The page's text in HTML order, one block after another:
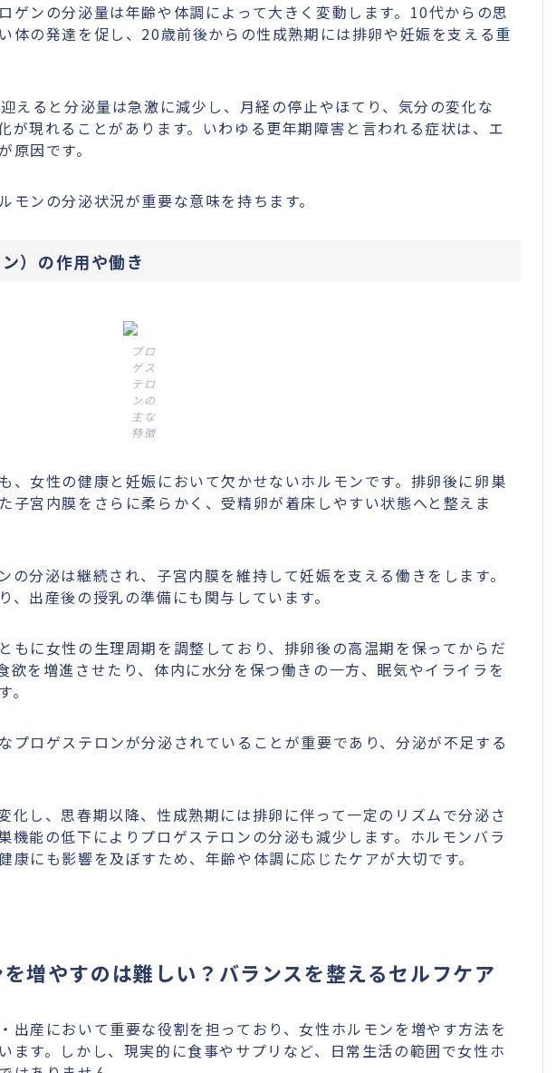
ゲンの分泌量は年齢や体調によって大きく変動します。10代からの思
体の発達を促し、20歳前後からの性成熟期には排卵や妊娠を支える重
えると分泌量は急激に減少し、月経の停止やほてり、気分の変化な
が現れることがあります。いわゆる更年期障害と言われる症状は、エ
因です。
ンの分泌状況が重要な意味を持ちます。
）の作用や働き
プロ
ゲス
テロ
ンの
主な
特徴
、女性の健康と妊娠において欠かせないホルモンです。排卵後に卵巣
子宮内膜をさらに柔らかく、受精卵が着床しやすい状態へと整えま
の分泌は継続され、子宮内膜を維持して妊娠を支える働きをします。
、出産後の授乳の準備にも関与しています。
もに女性の生理周期を調整しており、排卵後の高温期を保ってからだ
欲を増進させたり、体内に水分を保つ働きの一方、眠気やイライラを
プロゲステロンが分泌されていることが重要であり、分泌が不足する
化し、思春期以降、性成熟期には排卵に伴って一定のリズムで分泌さ
機能の低下によりプロゲステロンの分泌も減少します。ホルモンバラ
康にも影響を及ぼすため、年齢や体調に応じたケアが大切です。
増やすのは難しい？バランスを整えるセルフケア
出産において重要な役割を担っており、女性ホルモンを増やす方法を
ます。しかし、現実的に食事やサプリなど、日常生活の範囲で女性ホ